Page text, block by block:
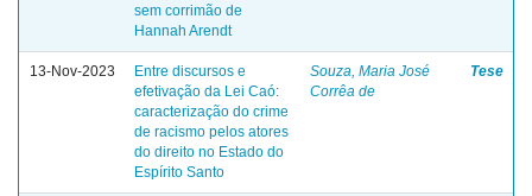
sem corrimão de
Hannah Arendt
13-Nov-2023
Entre discursos e
efetivação da Lei Caó:
caracterização do crime
de racismo pelos atores
do direito no Estado do
Espírito Santo
Souza, Maria José
Corrêa de
Tese